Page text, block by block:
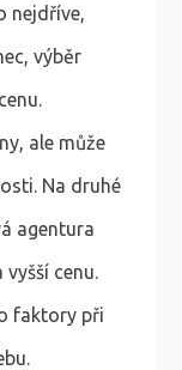
nejdříve,
výběr
ale může
Na druhé
agentura
cenu.
faktory při